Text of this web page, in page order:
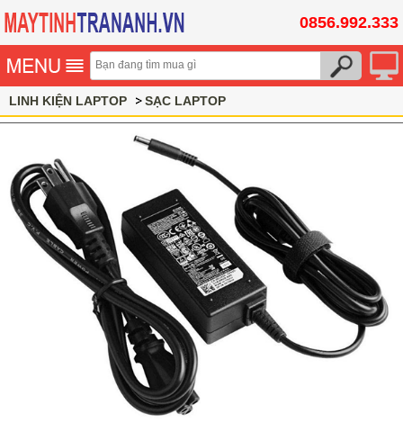
0856.992.333
LINH KIỆN LAPTOP SẠC LAPTOP